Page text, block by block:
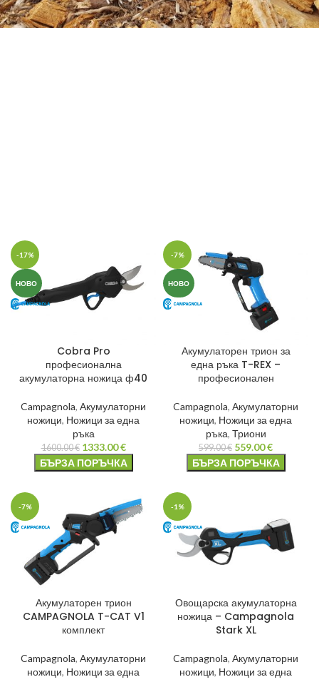
-17%
НОВО
Cobra Pro
професионална
акумулаторна ножица ф40
Campagnola, Акумулаторни
ножици, Ножици за една
ръка
1600.00€ 1333.00€
БЪРЗА ПОРЪЧКА
-7%
НОВО
Акумулаторен трион за
една ръка T-REX –
професионален
Campagnola, Акумулаторни
ножици, Ножици за една
ръка, Триони
599.00€ 559.00€
БЪРЗА ПОРЪЧКА
-7%
Акумулаторен трион
CAMPAGNOLA T-CAT V1
комплект
Campagnola, Акумулаторни
ножици, Ножици за една
-1%
Овощарска акумулаторна
ножица – Campagnola
Stark XL
Campagnola, Акумулаторни
ножици, Ножици за една